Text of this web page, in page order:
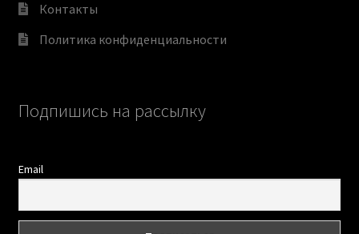
Контакты
Политика конфиденциальности
Подпишись на рассылку
Email